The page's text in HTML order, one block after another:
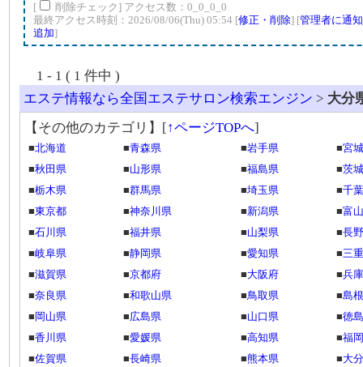
[
削除チェック] アクセス数：0_0_0_0
最終アクセス時刻：2026/08/06(Thu) 05:54 [修正・削除] [管理者に通知
追加]
1 - 1 ( 1 件中 )
エステ情報なら全国エステサロン検索エンジン > 大分
【その他のカテゴリ】 [↑ページTOPへ]
■北海道 ■青森県 ■岩手県 ■宮
■秋田県 ■山形県 ■福島県 ■茨
■栃木県 ■群馬県 ■埼玉県 ■千
■東京都 ■神奈川県 ■新潟県 ■富
■石川県 ■福井県 ■山梨県 ■長
■岐阜県 ■静岡県 ■愛知県 ■三
■滋賀県 ■京都府 ■大阪府 ■兵
■奈良県 ■和歌山県 ■鳥取県 ■島
■ 岡山県 ■広島県 ■山口県 ■徳
■香川県 ■愛媛県 ■高知県 ■福
■佐賀県 ■長崎県 ■熊本県 ■大